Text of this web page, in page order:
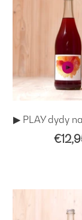
▶︎ PLAY dydy